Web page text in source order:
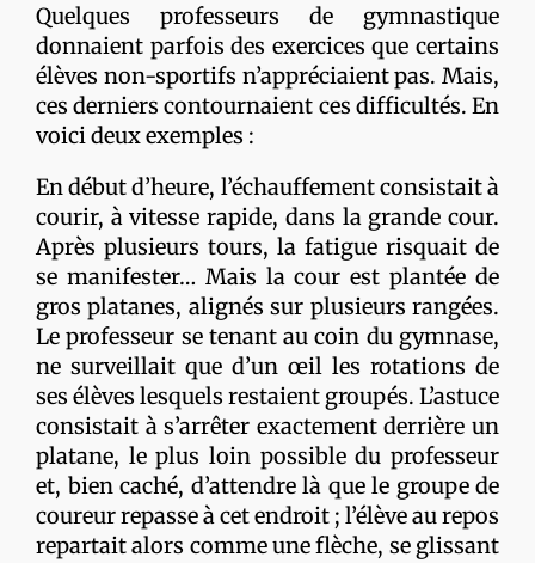
Quelques professeurs de gymnastique
donnaient parfois des exercices que certains
élèves non-sportifs n’appréciaient pas. Mais,
ces derniers contournaient ces difficultés. En
voici deux exemples :
En début d’heure, l’échauffement consistait à
courir, à vitesse rapide, dans la grande cour.
Après plusieurs tours, la fatigue risquait de
se manifester… Mais la cour est plantée de
gros platanes, alignés sur plusieurs rangées.
Le professeur se tenant au coin du gymnase,
ne surveillait que d’un œil les rotations de
ses élèves lesquels restaient groupés. L’astuce
consistait à s’arrêter exactement derrière un
platane, le plus loin possible du professeur
et, bien caché, d’attendre là que le groupe de
coureur repasse à cet endroit ; l’élève au repos
repartait alors comme une flèche, se glissant